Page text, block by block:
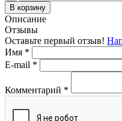
В корзину
Описание
Отзывы
Оставьте первый отзыв!
Имя *
E-mail *
Комментарий *